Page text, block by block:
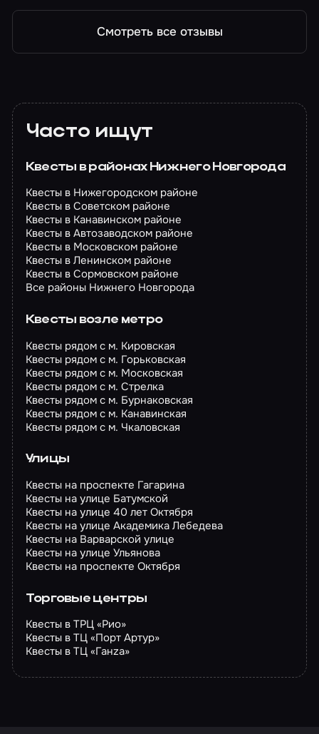
Смотреть все отзывы
Часто ищут
Квесты в районах Нижнего Новгорода
Квесты в Нижегородском районе
Квесты в Советском районе
Квесты в Канавинском районе
Квесты в Автозаводском районе
Квесты в Московском районе
Квесты в Ленинском районе
Квесты в Сормовском районе
Все районы Нижнего Новгорода
Квесты возле метро
Квесты рядом с м. Кировская
Квесты рядом с м. Горьковская
Квесты рядом с м. Московская
Квесты рядом с м. Стрелка
Квесты рядом с м. Бурнаковская
Квесты рядом с м. Канавинская
Квесты рядом с м. Чкаловская
Улицы
Квесты на проспекте Гагарина
Квесты на улице Батумской
Квесты на улице 40 лет Октября
Квесты на улице Академика Лебедева
Квесты на Варварской улице
Квесты на улице Ульянова
Квесты на проспекте Октября
Торговые центры
Квесты в ТРЦ «Рио»
Квесты в ТЦ «Порт Артур»
Квесты в ТЦ «Ганzа»